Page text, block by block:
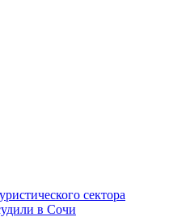
сектора
в Сочи